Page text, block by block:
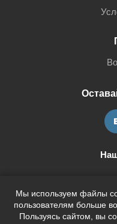
Мы используем файлы
пользователям больше
Пользуясь сайтом, вы